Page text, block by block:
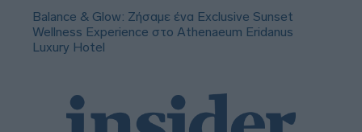
Balance & Glow: Ζήσαμε ένα Exclusive Sunset
Wellness Experience στο Athenaeum Eridanus
Luxury Hotel